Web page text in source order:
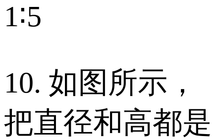
1∶5
10. 如图所示，
把直径和高都是